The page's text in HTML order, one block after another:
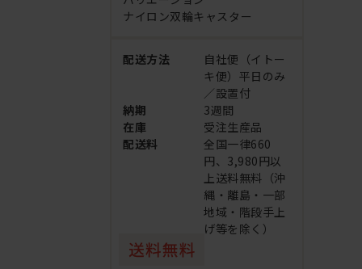
ナイロン双輪キャスター
配送方法
自社便（イトー
キ便）平日のみ
／設置付
納期
3週間
在庫
受注生産品
配送料
全国一律660
円、3,980円以
上送料無料（沖
縄・離島・一部
地域・階段手上
げ等を除く）